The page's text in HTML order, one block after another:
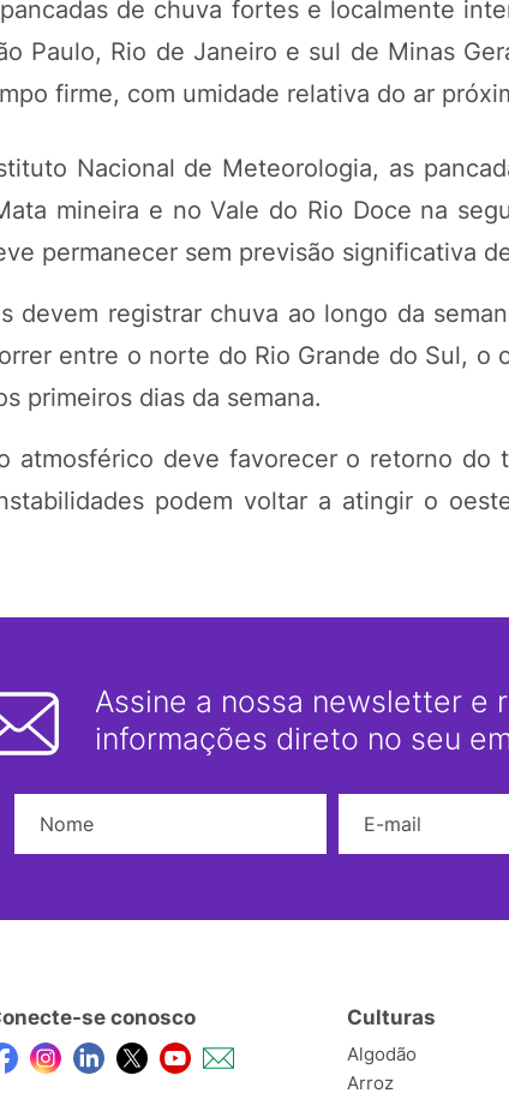
de chuva fortes e localmente
Paulo, Rio de Janeiro e sul de Minas
firme, com umidade relativa do ar
Nacional de Meteorologia, as
mineira e no Vale do Rio Doce na
permanecer sem previsão significativa
devem registrar chuva ao longo da
entre o norte do Rio Grande do Sul, o
primeiros dias da semana.
atmosférico deve favorecer o retorno do
podem voltar a atingir o
Assine a nossa newsletter e
informações direto no seu
se conosco Culturas
Algodão
Arroz